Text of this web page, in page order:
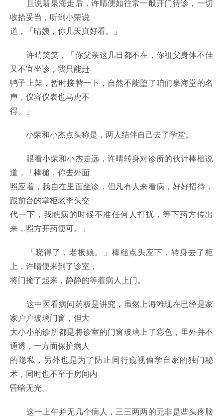
且说翁泉海走后，许晴便如往常一般开门待诊，一切
收拾妥当，听到小荣说
道，「晴姨，你几天真好看。」
许晴笑笑，「你父亲这几日都不在，你祖父身体不佳
又不宜坐诊，我只能赶
鸭子上架，暂时接替一下，自然不能堕了咱们泉海堂的名
声，仪容仪表也马虎不
得。」
小荣和小杰点头称是，两人结伴自己去了学堂。
眼看小荣和小杰走远，许晴转身对诊所的伙计棒槌说
道，「棒槌，你去外面
照应着，我自在里面坐诊，但凡有人来看病，好好招待，
跟前台的掌柜老李头交
代一下，我瞧病的时候不准任何人打扰，等下药方传出
来，照方开药便可。」
「晓得了，老板娘。」棒槌点头应下，转身去了柜
上，许晴便来到了诊室，
将门掩了起来，静静的等着病人上门。
这中医看病问药极是讲究，虽然上海滩现在已经是家
家户户玻璃门窗，但大
大小小的诊所都是将诊室的门窗玻璃上了彩色，里外并不
通透，一方面保护病人
的隐私，另外也是为了防止同行窥视偷学自家的独门秘
术，同时也不至于房间内
昏暗无光。
这一上午并无几个病人，三三两两的无非是些头疼脑